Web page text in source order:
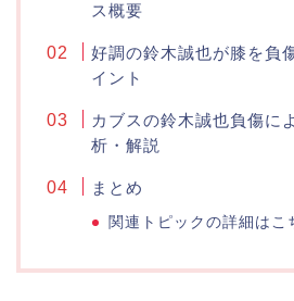
ス概要
好調の鈴木誠也が膝を負
イント
カブスの鈴木誠也負傷に
析・解説
まとめ
関連トピックの詳細はこ